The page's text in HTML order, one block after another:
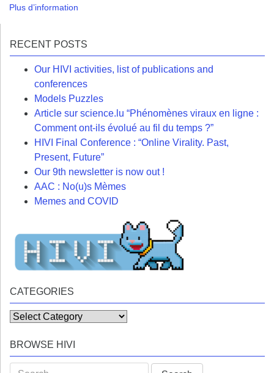
Plus d’information
RECENT POSTS
Our HIVI activities, list of publications and
conferences
Models Puzzles
Article sur science.lu “Phénomènes viraux en ligne :
Comment ont-ils évolué au fil du temps ?”
HIVI Final Conference : “Online Virality. Past,
Present, Future”
Our 9th newsletter is now out !
AAC : No(u)s Mèmes
Memes and COVID
CATEGORIES
Categories
BROWSE HIVI
Search